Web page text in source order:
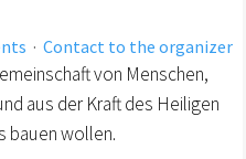
· Contact to the organizer
von Menschen,
aus der Kraft des Heiligen
bauen wollen.